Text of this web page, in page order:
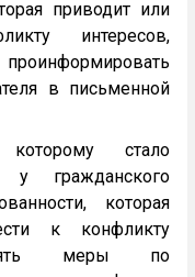
приводит или
интересов,
в письменной
которому стало
у гражданского
которая
к конфликту
меры по